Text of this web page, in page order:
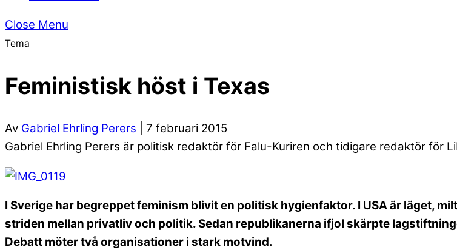
Close Menu
Tema
Feministisk höst i Texas
Av Gabriel Ehrling Perers | 7 februari 2015
Gabriel Ehrling Perers är politisk redaktör för Falu-Kuriren och tidigare redaktör för
I Sverige har begreppet feminism blivit en politisk hygienfaktor. I USA är läget,
striden mellan privatliv och politik. Sedan republikanerna ifjol skärpte
Debatt möter två organisationer i stark motvind.